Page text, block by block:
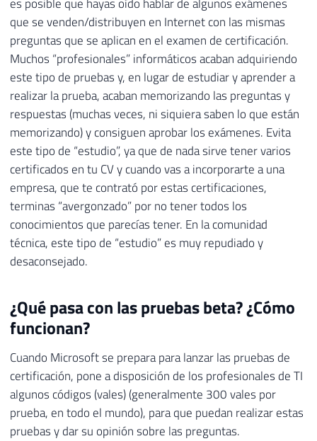
que se venden/distribuyen en Internet con las mismas
preguntas que se aplican en el examen de certificación.
Muchos “profesionales” informáticos acaban adquiriendo
este tipo de pruebas y, en lugar de estudiar y aprender a
realizar la prueba, acaban memorizando las preguntas y
respuestas (muchas veces, ni siquiera saben lo que están
memorizando) y consiguen aprobar los exámenes. Evita
este tipo de “estudio”, ya que de nada sirve tener varios
certificados en tu CV y ​​cuando vas a incorporarte a una
empresa, que te contrató por estas certificaciones,
terminas “avergonzado” por no tener todos los
conocimientos que parecías tener. En la comunidad
técnica, este tipo de “estudio” es muy repudiado y
desaconsejado.
¿Qué pasa con las pruebas beta? ¿Cómo
funcionan?
Cuando Microsoft se prepara para lanzar las pruebas de
certificación, pone a disposición de los profesionales de TI
algunos códigos (vales) (generalmente 300 vales por
prueba, en todo el mundo), para que puedan realizar estas
pruebas y dar su opinión sobre las preguntas.